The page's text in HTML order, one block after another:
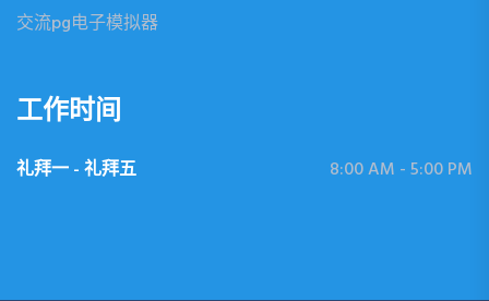
交流pg电子模拟器
工作时间
礼拜一 - 礼拜五 8:00 AM - 5:00 PM